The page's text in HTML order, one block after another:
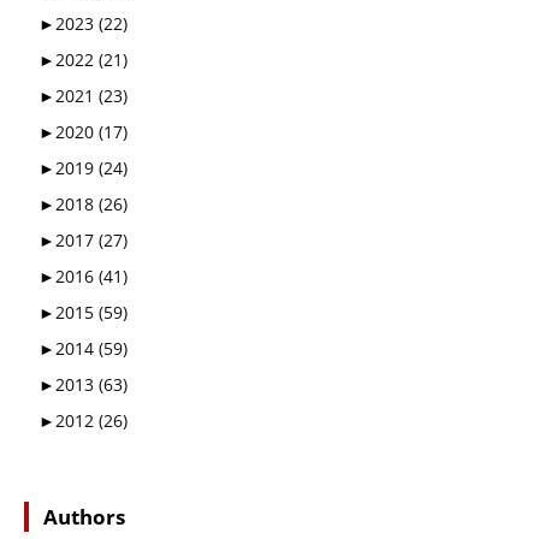
►2023 (22)
►2022 (21)
►2021 (23)
►2020 (17)
►2019 (24)
►2018 (26)
►2017 (27)
►2016 (41)
►2015 (59)
►2014 (59)
►2013 (63)
►2012 (26)
Authors